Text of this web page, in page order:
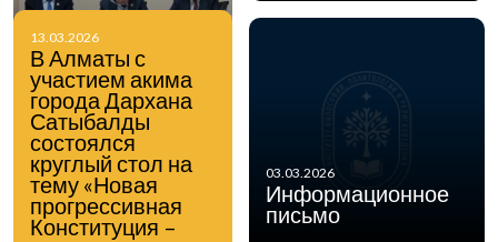
13.03.2026
В Алматы с
участием акима
города Дархана
Сатыбалды
состоялся
круглый стол на
тему «Новая
прогрессивная
Конституция –
03.03.2026
Информационное
письмо
27.02.2026
Заместитель
генерального
директора по
стратегическому
развитию ИФПР
Ермек Токтаров
принял онлайн-
участие и
выступил с